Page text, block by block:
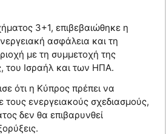
3+1, επιβεβαιώθηκε η
ασφάλεια και τη
με τη συμμετοχή της
του Ισραήλ και των ΗΠΑ.
ότι η Κύπρος πρέπει να
ενεργειακούς σχεδιασμούς,
δεν θα επιβαρυνθεί